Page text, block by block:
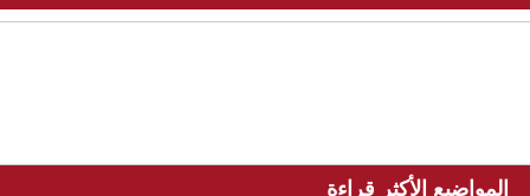
المواضيع الأكثر قراءة